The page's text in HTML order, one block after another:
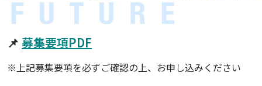
📌 募集要項PDF
※上記募集要項を必ずご確認の上、お申し込みください